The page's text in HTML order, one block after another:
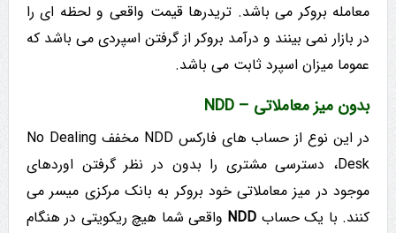
معامله بروکر می باشد. تریدرها قیمت واقعی و لحظه ای را
در بازار نمی بینند و درآمد بروکر از گرفتن اسپردی می باشد که
عموما میزان اسپرد ثابت می باشد.
بدون میز معاملاتی – NDD
در این نوع از حساب های فارکس NDD مخفف No Dealing
Desk، دسترسی مشتری را بدون در نظر گرفتن اوردهای
موجود در میز معاملاتی خود بروکر به بانک مرکزی میسر می
کنند. با یک حساب NDD واقعی شما هیچ ریکویتی در هنگام